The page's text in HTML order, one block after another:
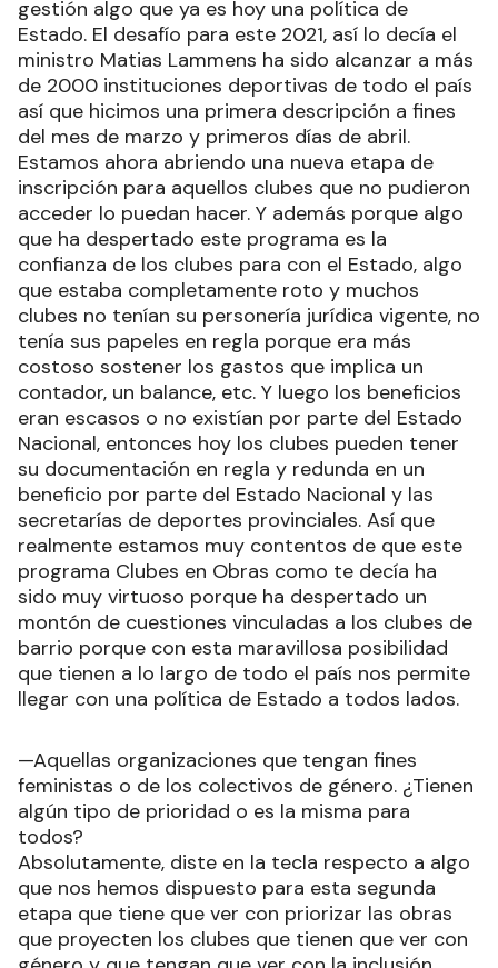
gestión algo que ya es hoy una política de
Estado. El desafío para este 2021, así lo decía el
ministro Matias Lammens ha sido alcanzar a más
de 2000 instituciones deportivas de todo el país
así que hicimos una primera descripción a fines
del mes de marzo y primeros días de abril.
Estamos ahora abriendo una nueva etapa de
inscripción para aquellos clubes que no pudieron
acceder lo puedan hacer. Y además porque algo
que ha despertado este programa es la
confianza de los clubes para con el Estado, algo
que estaba completamente roto y muchos
clubes no tenían su personería jurídica vigente, no
tenía sus papeles en regla porque era más
costoso sostener los gastos que implica un
contador, un balance, etc. Y luego los beneficios
eran escasos o no existían por parte del Estado
Nacional, entonces hoy los clubes pueden tener
su documentación en regla y redunda en un
beneficio por parte del Estado Nacional y las
secretarías de deportes provinciales. Así que
realmente estamos muy contentos de que este
programa Clubes en Obras como te decía ha
sido muy virtuoso porque ha despertado un
montón de cuestiones vinculadas a los clubes de
barrio porque con esta maravillosa posibilidad
que tienen a lo largo de todo el país nos permite
llegar con una política de Estado a todos lados.
—Aquellas organizaciones que tengan fines
feministas o de los colectivos de género. ¿Tienen
algún tipo de prioridad o es la misma para
todos?
Absolutamente, diste en la tecla respecto a algo
que nos hemos dispuesto para esta segunda
etapa que tiene que ver con priorizar las obras
que proyecten los clubes que tienen que ver con